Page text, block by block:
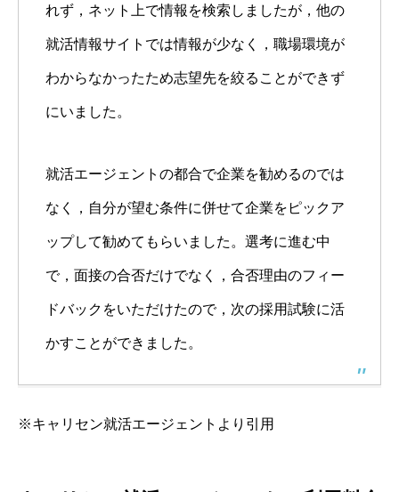
れず，ネット上で情報を検索しましたが，他の
就活情報サイトでは情報が少なく，職場環境が
わからなかったため志望先を絞ることができず
にいました。
就活エージェントの都合で企業を勧めるのでは
なく，自分が望む条件に併せて企業をピックア
ップして勧めてもらいました。選考に進む中
で，面接の合否だけでなく，合否理由のフィー
ドバックをいただけたので，次の採用試験に活
かすことができました。
※キャリセン就活エージェントより引用